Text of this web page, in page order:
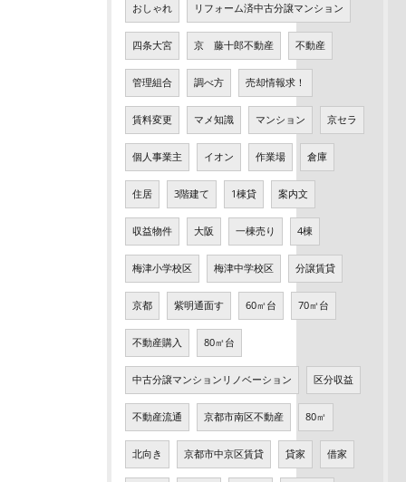
おしゃれ リフォーム済中古分譲マンション
四条大宮 京 藤十郎不動産 不動産
管理組合 調べ方 売却情報求！
賃料変更 マメ知識 マンション 京セラ
個人事業主 イオン 作業場 倉庫
住居 3階建て 1棟貸 案内文
収益物件 大阪 一棟売り 4棟
梅津小学校区 梅津中学校区 分譲賃貸
京都 紫明通面す 60㎡台 70㎡台
不動産購入 80㎡台
中古分譲マンションリノベーション 区分収益
不動産流通 京都市南区不動産 80㎡
北向き 京都市中京区賃貸 貸家 借家